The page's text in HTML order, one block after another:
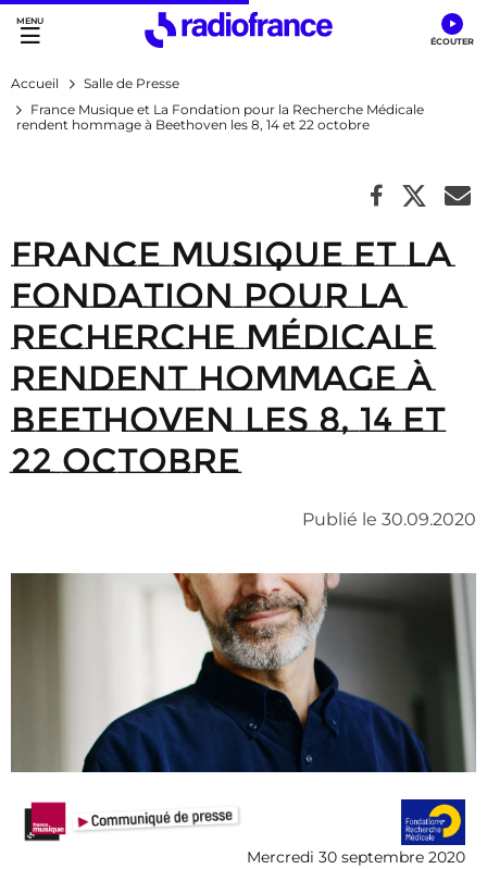
Accès direct :
Menu principal
Contenu
Accueil
Salle de Presse
France Musique et La Fondation pour la Recherche Médicale
rendent hommage à Beethoven les 8, 14 et 22 octobre
France Musique et La
Fondation pour la
Recherche Médicale
rendent hommage à
Beethoven les 8, 14 et
22 octobre
Publié le 30.09.2020
Mercredi 30 septembre 2020